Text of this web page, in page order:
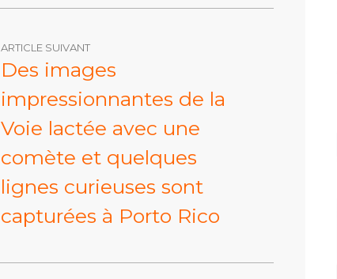
ARTICLE SUIVANT
Des images
impressionnantes de la
Voie lactée avec une
comète et quelques
lignes curieuses sont
capturées à Porto Rico